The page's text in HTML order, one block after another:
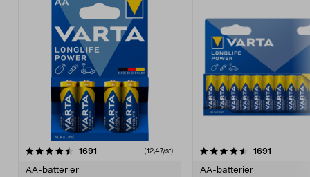
1691 (12,47/st)
AA-batterier
4.5av 5 stjärnor 1691
AA-batterier
4.5av 5 stjärnor